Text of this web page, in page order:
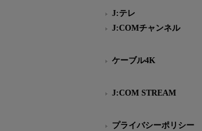
J:テレ
J:COMチャンネル
ケーブル4K
J:COM STREAM
プライバシーポリシー